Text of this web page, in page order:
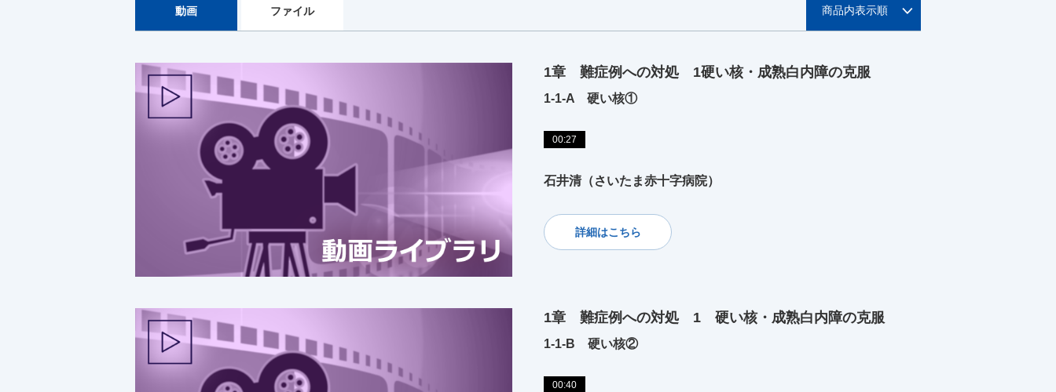
動画 ファイル
1章 難症例への対処 1硬い核・成熟白内障の克服
1-1-A 硬い核①
00:27
石井清（さいたま赤十字病院）
詳細はこちら
1章 難症例への対処 1 硬い核・成熟白内障の克服
1-1-B 硬い核②
00:40